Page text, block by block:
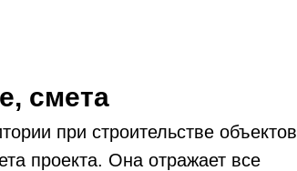
смета
при строительстве объектов
проекта. Она отражает все